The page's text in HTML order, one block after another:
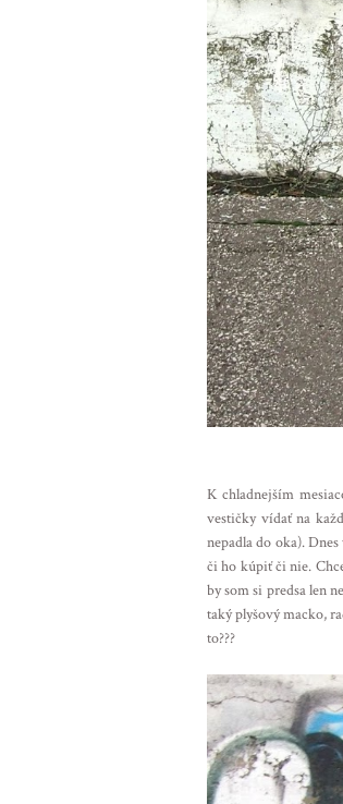
K chladnejším
vestičky vídať na
nepadla do oka).
či ho kúpiť či nie.
by som si predsa len
taký plyšový macko,
to???